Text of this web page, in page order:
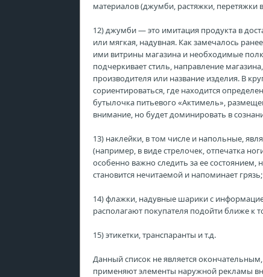
материалов (джумби, растяжки, перетяжки
12) джумби — это имитация продукта в
или мягкая, надувная. Как замечалось
ими витрины магазина и необходимые
подчеркивает стиль, направление
производителя или название изделия. В
сориентироваться, где находится
бутылочка питьевого «Актимель»,
внимание, но будет доминировать в
13) наклейки, в том числе и напольные,
(например, в виде стрелочек, отпечатка
особенно важно следить за ее состоянием,
становится нечитаемой и напоминает грязь;
14) флажки, надувные шарики с
располагают покупателя подойти ближе к
15) этикетки, транспаранты и т.д.
Данный список не является
применяют элементы наружной рекламы